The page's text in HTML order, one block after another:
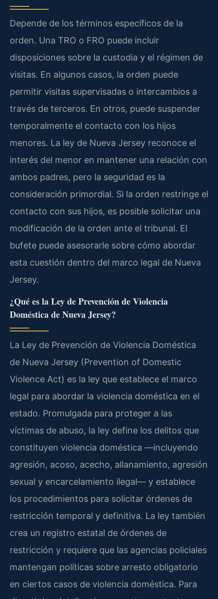
Depende de los términos específicos de la
orden. Una TRO o FRO puede incluir
disposiciones sobre la custodia y el régimen de
visitas. En algunos casos, la orden puede
permitir visitas supervisadas o intercambios a
través de terceros. En otros, puede suspender
temporalmente el contacto con los hijos
menores. La ley de Nueva Jersey reconoce el
interés del menor en mantener una relación con
ambos padres, pero la seguridad es la
consideración primordial. Si la orden restringe el
contacto con sus hijos, es posible solicitar una
modificación de la orden ante el tribunal. El
bufete puede asesorarle sobre cómo abordar
esta cuestión dentro del marco legal de Nueva
Jersey.
¿Qué es la Ley de Prevención de Violencia
Doméstica de Nueva Jersey?
La Ley de Prevención de Violencia Doméstica
de Nueva Jersey (Prevention of Domestic
Violence Act) es la ley que establece el marco
legal para abordar la violencia doméstica en el
estado. Promulgada para proteger a las
víctimas de abuso, la ley define los delitos que
constituyen violencia doméstica —incluyendo
agresión, acoso, acecho, allanamiento, agresión
sexual y encarcelamiento ilegal— y establece
los procedimientos para solicitar órdenes de
restricción temporal y definitiva. La ley también
crea un registro estatal de órdenes de
restricción y requiere que las agencias policiales
mantengan políticas sobre arresto obligatorio
en ciertos casos de violencia doméstica. Para